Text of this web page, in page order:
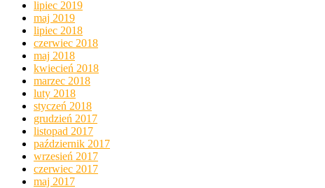
lipiec 2019
maj 2019
lipiec 2018
czerwiec 2018
maj 2018
kwiecień 2018
marzec 2018
luty 2018
styczeń 2018
grudzień 2017
listopad 2017
październik 2017
wrzesień 2017
czerwiec 2017
maj 2017